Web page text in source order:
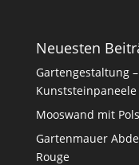
Neuesten
Gartengestaltung
Kunststeinpaneele
Mooswand mit
Gartenmauer
Rouge